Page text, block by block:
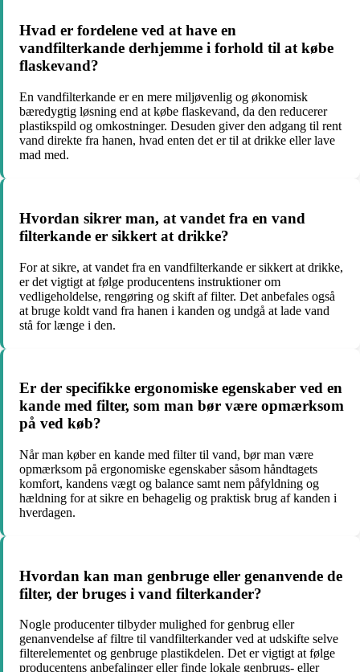
Hvad er fordelene ved at have en
vandfilterkande derhjemme i forhold til at købe
flaskevand?
En vandfilterkande er en mere miljøvenlig og økonomisk
bæredygtig løsning end at købe flaskevand, da den reducerer
plastikspild og omkostninger. Desuden giver den adgang til rent
vand direkte fra hanen, hvad enten det er til at drikke eller lave
mad med.
Hvordan sikrer man, at vandet fra en vand
filterkande er sikkert at drikke?
For at sikre, at vandet fra en vandfilterkande er sikkert at drikke,
er det vigtigt at følge producentens instruktioner om
vedligeholdelse, rengøring og skift af filter. Det anbefales også
at bruge koldt vand fra hanen i kanden og undgå at lade vand
stå for længe i den.
Er der specifikke ergonomiske egenskaber ved en
kande med filter, som man bør være opmærksom
på ved køb?
Når man køber en kande med filter til vand, bør man være
opmærksom på ergonomiske egenskaber såsom håndtagets
komfort, kandens vægt og balance samt nem påfyldning og
hældning for at sikre en behagelig og praktisk brug af kanden i
hverdagen.
Hvordan kan man genbruge eller genanvende de
filter, der bruges i vand filterkander?
Nogle producenter tilbyder mulighed for genbrug eller
genanvendelse af filtre til vandfilterkander ved at udskifte selve
filterelementet og genbruge plastikdelen. Det er vigtigt at følge
producentens anbefalinger eller finde lokale genbrugs- eller